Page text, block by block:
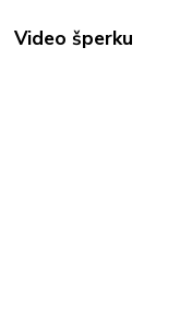
Video šperku